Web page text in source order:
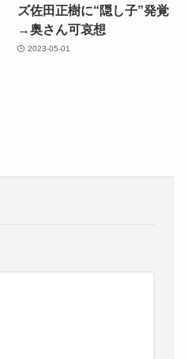
ズ佐田正樹に“隠し子”発覚
→奥さん可哀想
2023-05-01